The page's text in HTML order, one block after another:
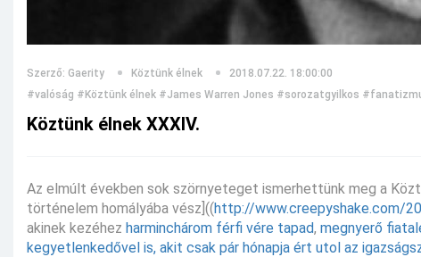
Szerző: Gaerity Köztünk élnek
2018.07.22. 18:00:00
#valóság #Köztünk élnek #James Warren Jones #sorozatgyilkos
Köztünk élnek XXXIV.
Az elmúlt években sok szörnyeteget ismerhettünk meg a
történelem homályába vész]((http://www.creepyshake.com/
akinek kezéhez harminchárom férfi vére tapad, megnyerő
kegyetlenkedővel is, akit csak pár hónapja ért utol az